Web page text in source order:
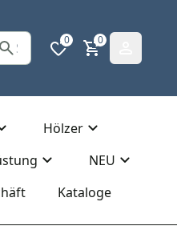
0 0
Hölzer
NEU
Kataloge